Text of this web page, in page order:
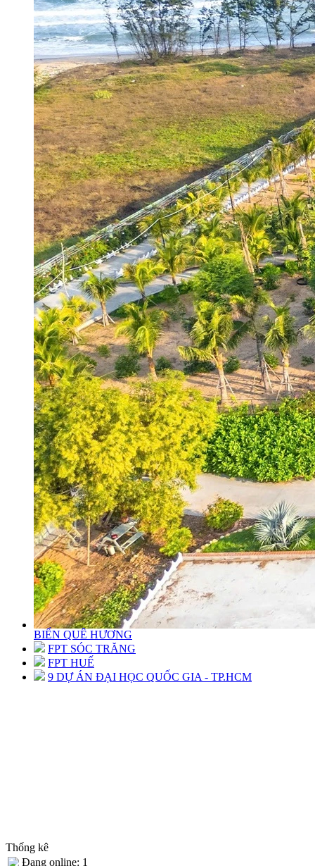
BIỂN QUÊ HƯƠNG
FPT SÓC TRĂNG
FPT HUẾ
9 DỰ ÁN ĐẠI HỌC QUỐC GIA - TP.HCM
Thống kê
Đang online: 1